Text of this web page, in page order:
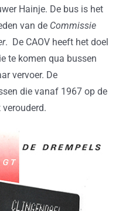
Hainje. De bus is het
van de Commissie
. De CAOV heeft het doel
te komen qua bussen
vervoer. De
die vanaf 1967 op de